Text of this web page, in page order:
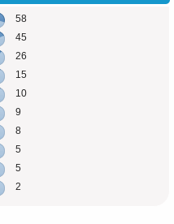
58
45
26
15
10
9
8
5
5
2